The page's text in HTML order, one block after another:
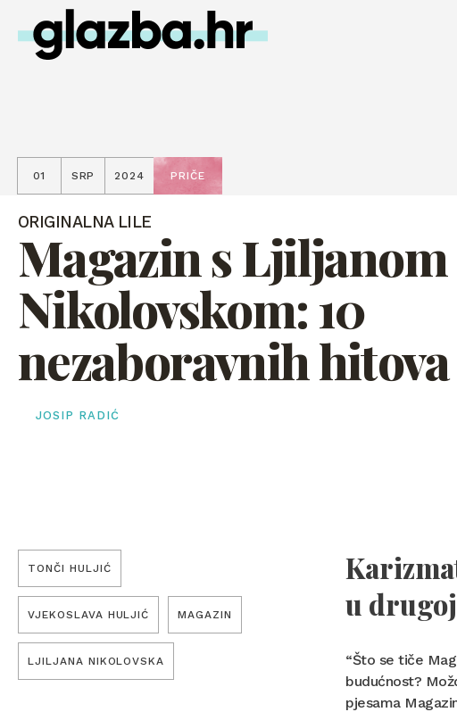
01 SRP 2024 PRIČE
ORIGINALNA LILE
Magazin s Ljiljanom
Nikolovskom: 10
nezaboravnih hitova
JOSIP RADIĆ
TONČI HULJIĆ
VJEKOSLAVA HULJIĆ MAGAZIN
LJILJANA NIKOLOVSKA
u
“Što se tiče
budućnost?
pjesama